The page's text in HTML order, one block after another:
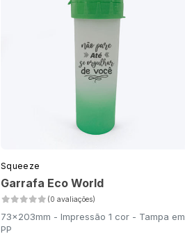
Squeeze
Garrafa Eco World
(0 avaliações)
73x203mm - Impressão 1 cor - Tampa em
PP